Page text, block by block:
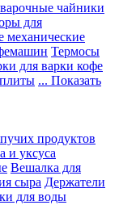
чайники
для
механические
Термосы
для варки кофе
... Показать
продуктов
и уксуса
Вешалка для
сыра Держатели
для воды